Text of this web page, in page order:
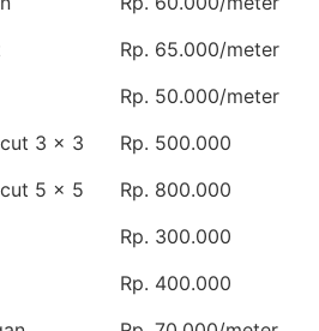
Rp. 65.000/meter
Rp. 50.000/meter
3 x 3
Rp. 500.000
5 x 5
Rp. 800.000
Rp. 300.000
Rp. 400.000